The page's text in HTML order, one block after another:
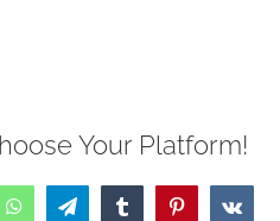
Your Platform!
WhatsAppTelegramTumblrPinterestVk